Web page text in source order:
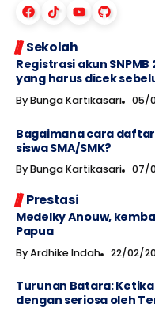
Sekolah
Registrasi akun
yang harus dicek
ByBunga Kartikasari 05/
Bagaimana cara daftar
siswa SMA/SMK?
ByBunga Kartikasari 07/
Prestasi
Medelky Anouw,
Papua
ByArdhike Indah 22/02/
Turunan Batara:
dengan seriosa oleh